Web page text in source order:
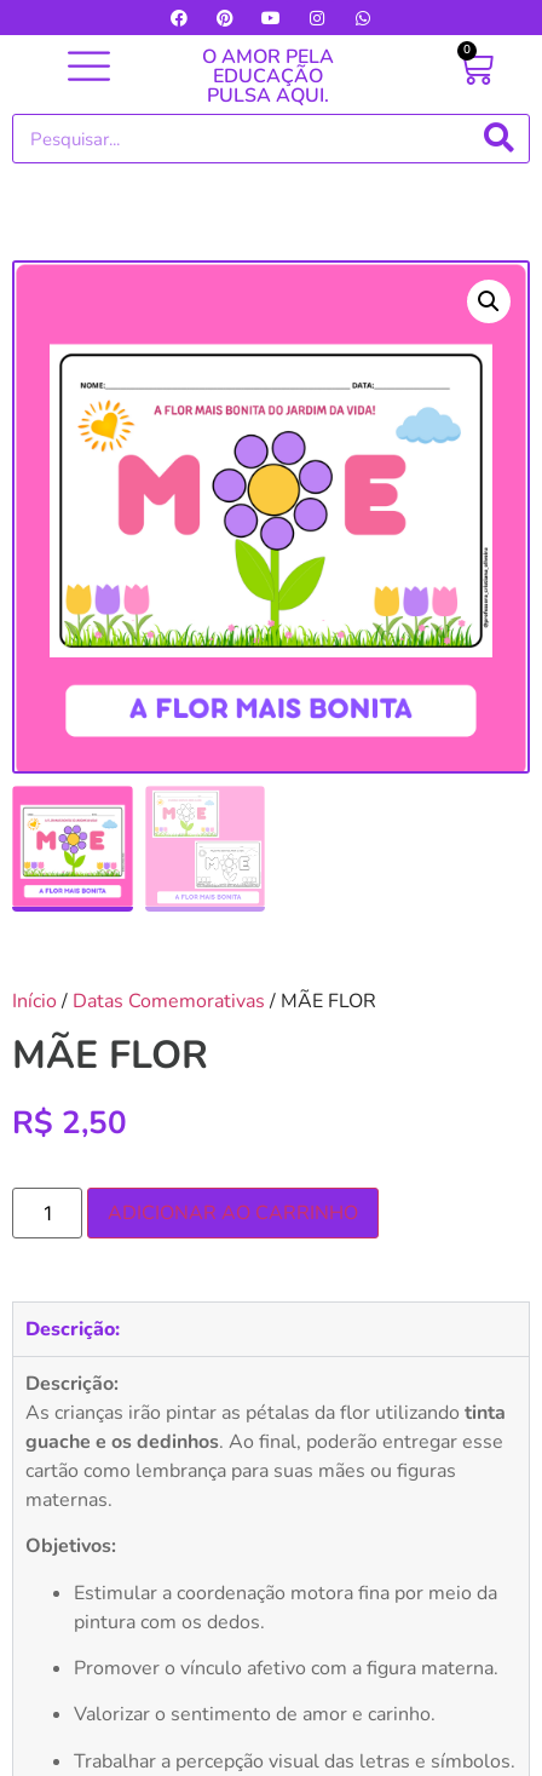
O AMOR PELA
EDUCAÇÃO
PULSA AQUI.
0
Início/ Datas Comemorativas / MÃE FLOR
MÃE FLOR
R$ 2,50
ADICIONAR AO CARRINHO
Descrição:
Descrição:
As crianças irão pintar as pétalas da flor utilizando tinta
guache e os dedinhos. Ao final, poderão entregar esse
cartão como lembrança para suas mães ou figuras
maternas.
Objetivos:
Estimular a coordenação motora fina por meio da
pintura com os dedos.
Promover o vínculo afetivo com a figura materna.
Valorizar o sentimento de amor e carinho.
Trabalhar a percepção visual das letras e símbolos.